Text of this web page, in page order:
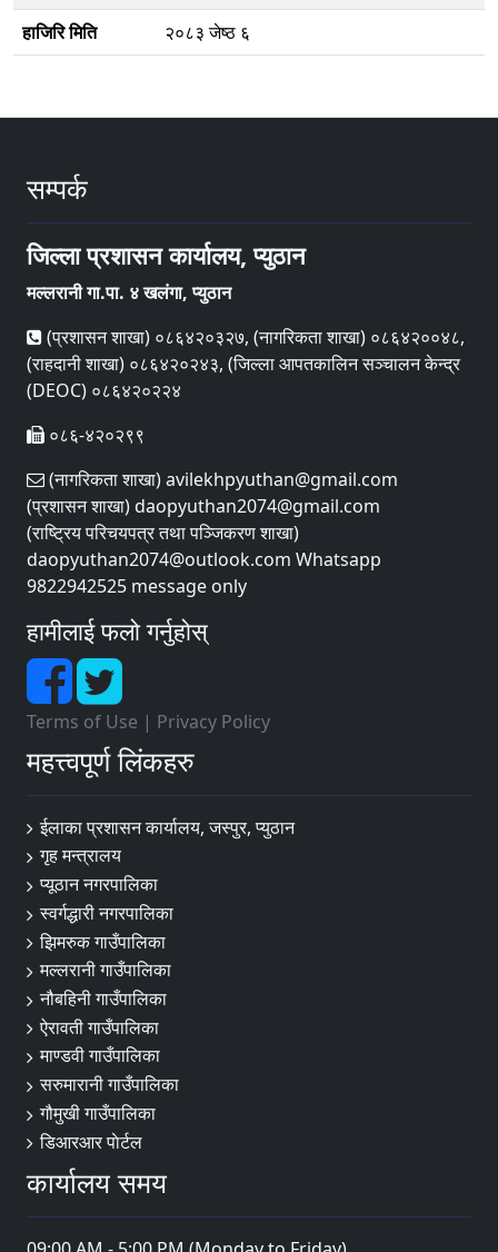
हाजिरि मिति
२०८३ जेष्ठ ६
सम्पर्क
जिल्ला प्रशासन कार्यालय, प्युठान
मल्लरानी गा.पा. ४ खलंगा, प्युठान
(प्रशासन शाखा) ०८६४२०३२७, (नागरिकता शाखा) ०८६४२००४८,
(राहदानी शाखा) ०८६४२०२४३, (जिल्ला आपतकालिन सञ्चालन केन्द्र
(DEOC) ०८६४२०२२४
०८६-४२०२९९
(नागरिकता शाखा) avilekhpyuthan@gmail.com
(प्रशासन शाखा) daopyuthan2074@gmail.com
(राष्ट्रिय परिचयपत्र तथा पञ्‍जिकरण शाखा)
daopyuthan2074@outlook.com Whatsapp
9822942525 message only
हामीलाई फलो गर्नुहोस्
Terms of Use | Privacy Policy
महत्त्वपूर्ण लिंकहरु
ईलाका प्रशासन कार्यालय, जस्पुर, प्युठान
गृह मन्त्रालय
प्यूठान नगरपालिका
स्वर्गद्धारी नगरपालिका
झिमरुक गाउँपालिका
मल्लरानी गाउँपालिका
नौबहिनी गाउँपालिका
ऐरावती गाउँपालिका
माण्डवी गाउँपालिका
सरुमारानी गाउँपालिका
गौमुखी गाउँपालिका
डिआरआर पाेर्टल
कार्यालय समय